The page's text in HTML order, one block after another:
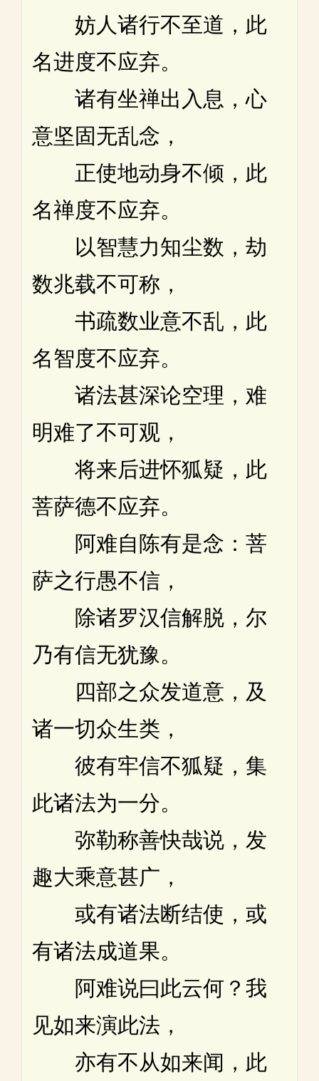
妨人诸行不至道，此
名进度不应弃。
诸有坐禅出入息，心
意坚固无乱念，
正使地动身不倾，此
名禅度不应弃。
以智慧力知尘数，劫
数兆载不可称，
书疏数业意不乱，此
名智度不应弃。
诸法甚深论空理，难
明难了不可观，
将来后进怀狐疑，此
菩萨德不应弃。
阿难自陈有是念：菩
萨之行愚不信，
除诸罗汉信解脱，尔
乃有信无犹豫。
四部之众发道意，及
诸一切众生类，
彼有牢信不狐疑，集
此诸法为一分。
弥勒称善快哉说，发
趣大乘意甚广，
或有诸法断结使，或
有诸法成道果。
阿难说曰此云何？我
见如来演此法，
亦有不从如来闻，此